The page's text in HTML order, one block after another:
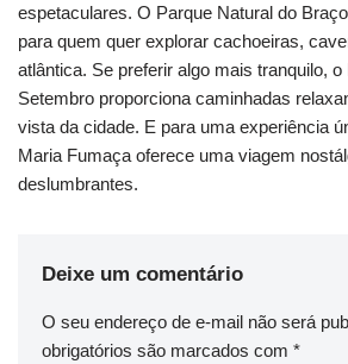
espetaculares. O Parque Natural do
para quem quer explorar cachoeiras,
atlântica. Se preferir algo mais tranquilo, o
Setembro proporciona caminhadas
vista da cidade. E para uma experiência
Maria Fumaça oferece uma viagem
deslumbrantes.
Deixe um comentário
O seu endereço de e-mail não será
obrigatórios são marcados com *